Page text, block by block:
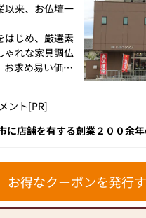
以来、お仏壇一
はじめ、厳選素
ゃれな家具調仏
お求め易い価格
家具調仏壇を
仏壇 約50
約80基 展
ント[PR]
に店舗を有する創業２００余
親しまれています。モダンデ
掛けています。全優仏（全国
応してくれるので初めてのお
ぜひお立ち寄りください！
お得なクーポンを発行